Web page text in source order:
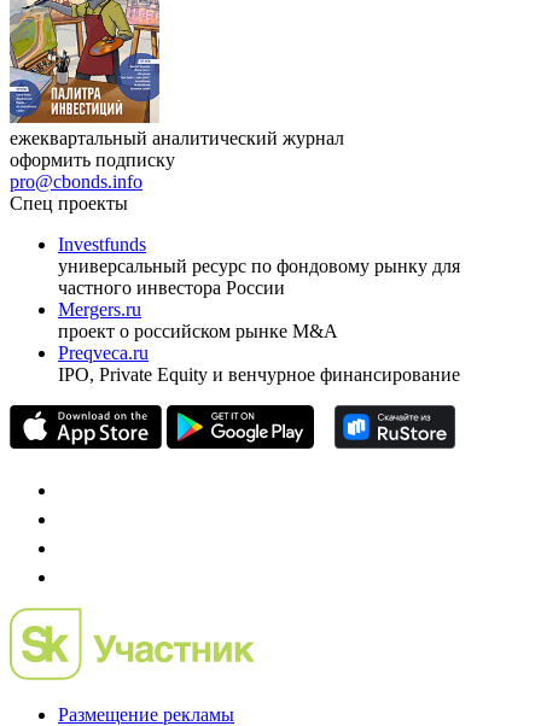
ежеквартальный аналитический журнал
оформить подписку
pro@cbonds.info
Спец проекты
Investfunds
универсальный ресурс по фондовому рынку для
частного инвестора России
проект о российском рынке M&A
Preqveca.ru